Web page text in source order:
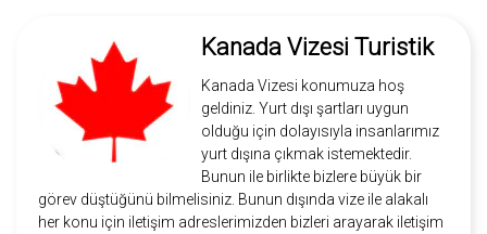
Kanada Vizesi Turistik
Kanada Vizesi konumuza hoş
geldiniz. Yurt dışı şartları uygun
olduğu için dolayısıyla insanlarımız
yurt dışına çıkmak istemektedir.
Bunun ile birlikte bizlere büyük bir
görev düştüğünü bilmelisiniz. Bunun dışında vize ile alakalı
her konu için iletişim adreslerimizden bizleri arayarak iletişim